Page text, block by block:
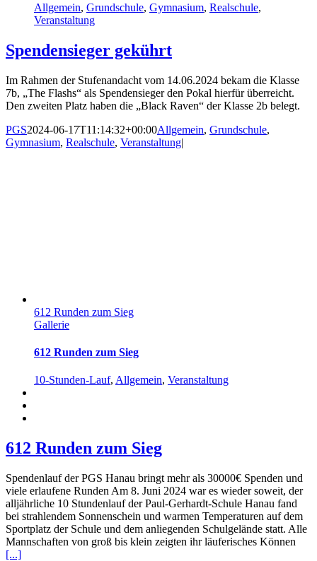
Allgemein, Grundschule, Gymnasium, Realschule,
Veranstaltung
Spendensieger gekührt
Im Rahmen der Stufenandacht vom 14.06.2024 bekam die Klasse
7b, „The Flashs“ als Spendensieger den Pokal hierfür überreicht.
Den zweiten Platz haben die „Black Raven“ der Klasse 2b belegt.
PGS2024-06-17T11:14:32+00:00Allgemein, Grundschule,
Gymnasium, Realschule, Veranstaltung|
612 Runden zum Sieg
Gallerie
612 Runden zum Sieg
10-Stunden-Lauf, Allgemein, Veranstaltung
612 Runden zum Sieg
Spendenlauf der PGS Hanau bringt mehr als 30000€ Spenden und
viele erlaufene Runden Am 8. Juni 2024 war es wieder soweit, der
alljährliche 10 Stundenlauf der Paul-Gerhardt-Schule Hanau fand
bei strahlendem Sonnenschein und warmen Temperaturen auf dem
Sportplatz der Schule und dem anliegenden Schulgelände statt. Alle
Mannschaften von groß bis klein zeigten ihr läuferisches Können
[...]